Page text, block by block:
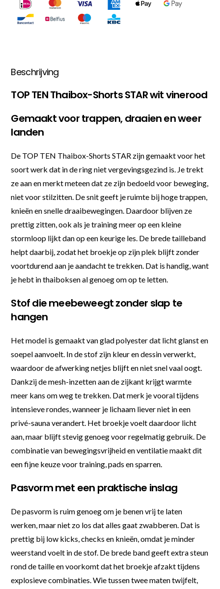
Beschrijving
TOP TEN Thaibox-Shorts STAR wit vinerood
Gemaakt voor trappen, draaien en weer
landen
De TOP TEN Thaibox-Shorts STAR zijn gemaakt voor het
soort werk dat in de ring niet vergevingsgezind is. Je trekt
ze aan en merkt meteen dat ze zijn bedoeld voor beweging,
niet voor stilzitten. De snit geeft je ruimte bij hoge trappen,
knieën en snelle draaibewegingen. Daardoor blijven ze
prettig zitten, ook als je training meer op een kleine
stormloop lijkt dan op een keurige les. De brede tailleband
helpt daarbij, zodat het broekje op zijn plek blijft zonder
voortdurend aan je aandacht te trekken. Dat is handig, want
je hebt in thaiboksen al genoeg om op te letten.
Stof die meebeweegt zonder slap te
hangen
Het model is gemaakt van glad polyester dat licht glanst en
soepel aanvoelt. In de stof zijn kleur en dessin verwerkt,
waardoor de afwerking netjes blijft en niet snel vaal oogt.
Dankzij de mesh-inzetten aan de zijkant krijgt warmte
meer kans om weg te trekken. Dat merk je vooral tijdens
intensieve rondes, wanneer je lichaam liever niet in een
privé-sauna verandert. Het broekje voelt daardoor licht
aan, maar blijft stevig genoeg voor regelmatig gebruik. De
combinatie van bewegingsvrijheid en ventilatie maakt dit
een fijne keuze voor training, pads en sparren.
Pasvorm met een praktische inslag
De pasvorm is ruim genoeg om je benen vrij te laten
werken, maar niet zo los dat alles gaat zwabberen. Dat is
prettig bij low kicks, checks en knieën, omdat je minder
weerstand voelt in de stof. De brede band geeft extra steun
rond de taille en voorkomt dat het broekje afzakt tijdens
explosieve combinaties. Wie tussen twee maten twijfelt,